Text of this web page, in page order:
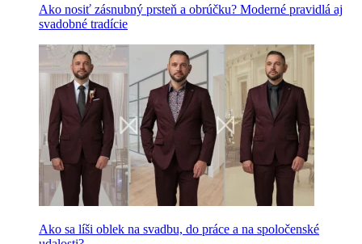
Ako nosiť zásnubný prsteň a obrúčku? Moderné pravidlá aj
svadobné tradície
Ako sa líši oblek na svadbu, do práce a na spoločenské